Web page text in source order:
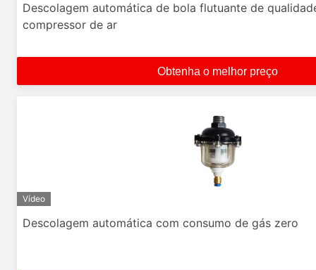
Descolagem automática de bola flutuante de
compressor de ar
Obtenha o melhor preço
Vídeo
Descolagem automática com consumo de gás zero